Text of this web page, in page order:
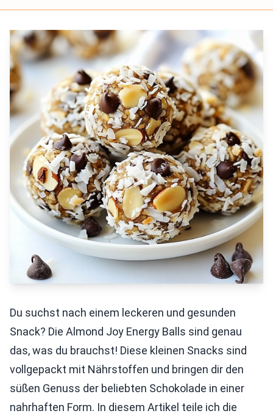
Du suchst nach einem leckeren und gesunden
Snack? Die Almond Joy Energy Balls sind genau
das, was du brauchst! Diese kleinen Snacks sind
vollgepackt mit Nährstoffen und bringen dir den
süßen Genuss der beliebten Schokolade in einer
nahrhaften Form. In diesem Artikel teile ich die